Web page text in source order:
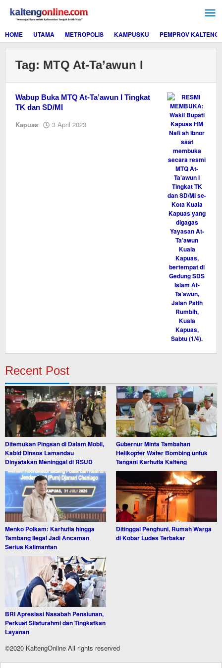
konten
HOME
UTAMA METROPOLIS KAMPUSKU PEMPROV KALTENG
Tag: MTQ At-Ta’awun I
Wabup Buka MTQ At-Ta’awun I Tingkat
TK dan SD/MI
Kapuas 3 April 2023
Recent Post
Ditemukan Pingsan di Dalam Mobil,
Kabid Dinsos Lamandau
Dinyatakan Meninggal di RSUD
Gubernur Minta Tambahan
Helikopter Water Bombing untuk
Tangani Karhutla Kalteng
Menko Polkam: Karhutla hingga
Tambang Ilegal Jadi Ancaman
Serius Kalimantan
Ditinggal Penghuni, Rumah Warga
di Kobar Ludes Terbakar
BRI Apresiasi Nasabah Pensiunan,
Perkuat Silaturahmi dan Tingkatkan
Layanan
©2020 KaltengOnline All rights reserved